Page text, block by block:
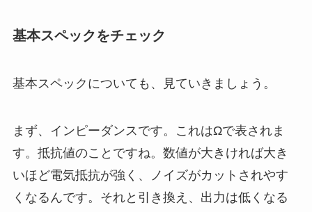
基本スペックをチェック
基本スペックについても、見ていきましょう。
まず、インピーダンスです。これはΩで表されま
す。抵抗値のことですね。数値が大きければ大き
いほど電気抵抗が強く、ノイズがカットされやす
くなるんです。それと引き換え、出力は低くなる